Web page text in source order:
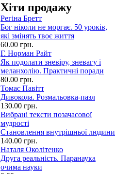
Хіти продажу
Регіна Бретт
Бог ніколи не моргає. 50 уроків,
які змінять твоє життя
60.00 грн.
Г. Норман Райт
Як подолати зневіру, зневагу і
меланхолію. Практичні поради
80.00 грн.
Томас Павітт
Дивокола. Розмальовка-пазл
130.00 грн.
Вибрані тексти позачасової
мудрості
Становлення внутрішньої людини
140.00 грн.
Наталя Околітенко
Друга реальність. Паранаука
очима науки